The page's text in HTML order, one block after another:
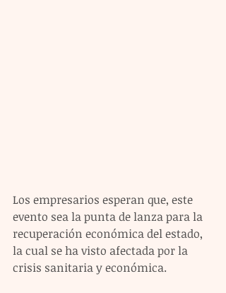
Los empresarios esperan que, este
evento sea la punta de lanza para la
recuperación económica del estado,
la cual se ha visto afectada por la
crisis sanitaria y económica.